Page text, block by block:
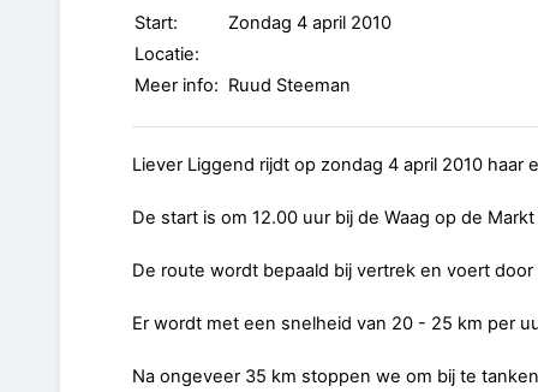
Start:
Zondag 4 april 2010
Locatie:
Meer info: Ruud Steeman
Liever Liggend rijdt op zondag 4 april 2010 haar
De start is om 12.00 uur bij de Waag op de
De route wordt bepaald bij vertrek en voert
Er wordt met een snelheid van 20 - 25 km per
Na ongeveer 35 km stoppen we om bij te